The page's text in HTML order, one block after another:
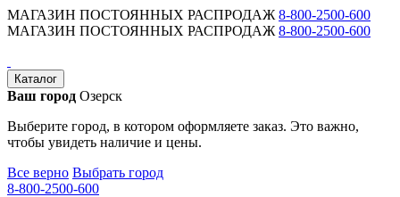
МАГАЗИН ПОСТОЯННЫХ РАСПРОДАЖ 8-800-2500-600
МАГАЗИН ПОСТОЯННЫХ РАСПРОДАЖ 8-800-2500-600
Каталог
Ваш город Озерск
Выберите город, в котором оформляете заказ. Это важно,
чтобы увидеть наличие и цены.
Все верно Выбрать город
8-800-2500-600